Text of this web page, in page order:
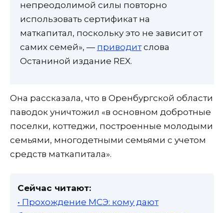
непреодолимой силы повторно
использовать сертификат на
маткапитал, поскольку это не зависит от
самих семей», — приводитслова
Останиной издание REX.
Она рассказала, что в Оренбургской области
паводок уничтожил «в основном добротные
поселки, коттеджи, построенные молодыми
семьями, многодетными семьями с учетом
средств маткапитала».
Сейчас читают:
• Прохождение МСЭ: кому дают